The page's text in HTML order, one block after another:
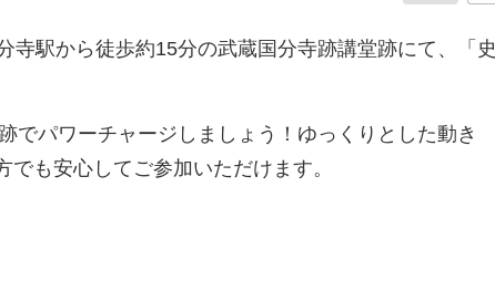
寺駅から徒歩約15分の武蔵国分寺跡講堂跡にて、「史
でパワーチャージしましょう！ゆっくりとした動き
も安心してご参加いただけます。